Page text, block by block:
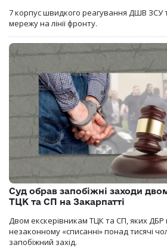
7 корпус швидкого реагування ДШВ ЗСУ
мережу на лінії фронту.
Суд обрав запобіжні заходи
ТЦК та СП на Закарпатті
Двом екскерівникам ТЦК та СП, яких ДБР
незаконному «списанні» понад тисячі
запобіжний захід.